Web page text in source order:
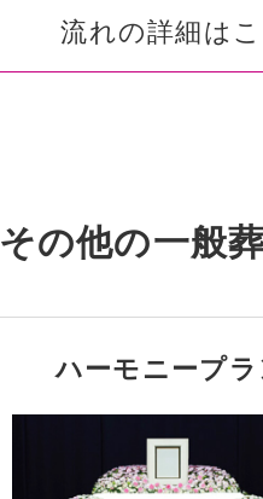
流れの詳細は
その他の一般
ハーモニープラ